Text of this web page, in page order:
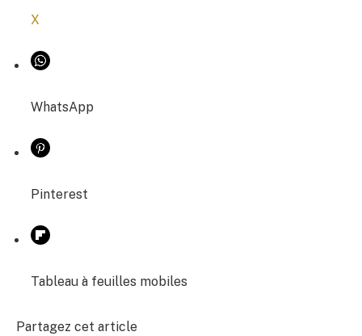
X
WhatsApp
Pinterest
Tableau à feuilles mobiles
Partagez cet article